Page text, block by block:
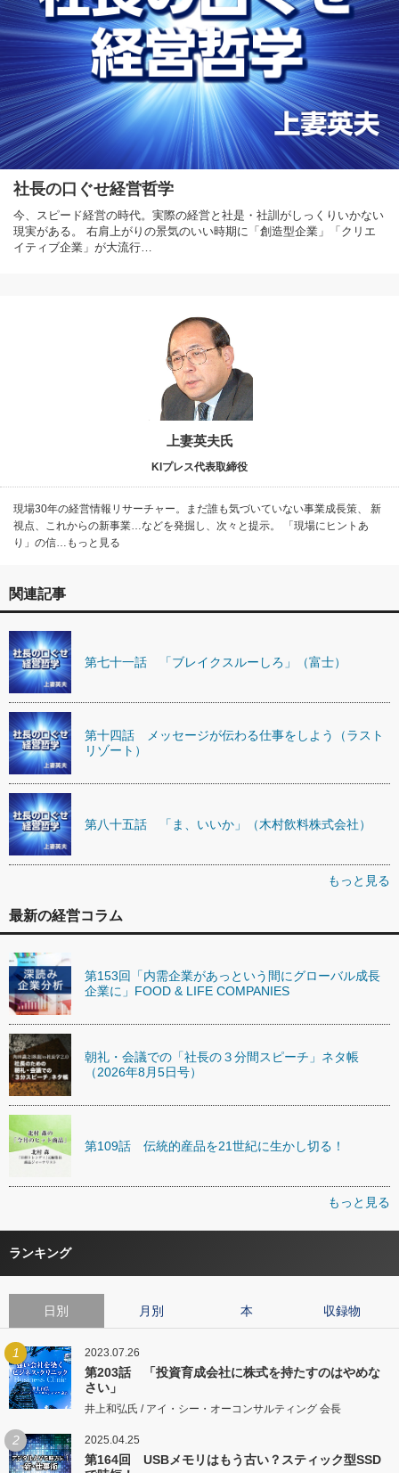
社長の口ぐせ経営哲学
今、スピード経営の時代。実際の経営と社是・社訓がしっくりいかない
現実がある。 右肩上がりの景気のいい時期に「創造型企業」「クリエ
イティブ企業」が大流行…
上妻英夫氏
KIプレス代表取締役
現場30年の経営情報リサーチャー。まだ誰も気づいていない事業成長策、 新
視点、これからの新事業…などを発掘し、次々と提示。 「現場にヒントあ
り」の信…もっと見る
関連記事
第七十一話 「ブレイクスルーしろ」（富士）
第十四話 メッセージが伝わる仕事をしよう（ラスト
リゾート）
第八十五話 「ま、いいか」（木村飲料株式会社）
もっと見る
最新の経営コラム
第153回「内需企業があっという間にグローバル成長
企業に」FOOD & LIFE COMPANIES
朝礼・会議での「社長の３分間スピーチ」ネタ帳
（2026年8月5日号）
第109話 伝統的産品を21世紀に生かし切る！
もっと見る
ランキング
日別 月別 本 収録物
1 2023.07.26
第203話 「投資育成会社に株式を持たすのはやめな
さい」
井上和弘氏 / アイ・シー・オーコンサルティング 会長
2 2025.04.25
第164回 USBメモリはもう古い？スティック型SSD